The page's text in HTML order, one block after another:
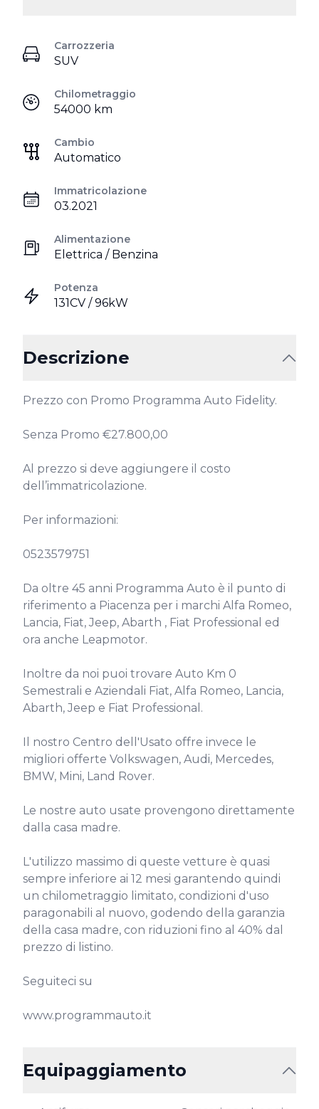
Carrozzeria
SUV
Chilometraggio
54000 km
Cambio
Automatico
Immatricolazione
03.2021
Alimentazione
Elettrica / Benzina
Potenza
131CV / 96kW
Descrizione
Prezzo con Promo Programma Auto Fidelity.
Senza Promo €27.800,00
Al prezzo si deve aggiungere il costo
dell’immatricolazione.
Per informazioni:
0523579751
Da oltre 45 anni Programma Auto è il punto di
riferimento a Piacenza per i marchi Alfa Romeo,
Lancia, Fiat, Jeep, Abarth , Fiat Professional ed
ora anche Leapmotor.
Inoltre da noi puoi trovare Auto Km 0
Semestrali e Aziendali Fiat, Alfa Romeo, Lancia,
Abarth, Jeep e Fiat Professional.
Il nostro Centro dell'Usato offre invece le
migliori offerte Volkswagen, Audi, Mercedes,
BMW, Mini, Land Rover.
Le nostre auto usate provengono direttamente
dalla casa madre.
L'utilizzo massimo di queste vetture è quasi
sempre inferiore ai 12 mesi garantendo quindi
un chilometraggio limitato, condizioni d'uso
paragonabili al nuovo, godendo della garanzia
della casa madre, con riduzioni fino al 40% dal
prezzo di listino.
Seguiteci su
www.programmauto.it
Equipaggiamento